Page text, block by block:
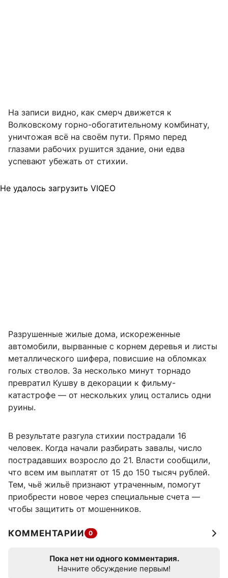
На записи видно, как смерч движется к
Волковскому горно-обогатительному комбинату,
уничтожая всё на своём пути. Прямо перед
глазами рабочих рушится здание, они едва
успевают убежать от стихии.
Не удалось загрузить VIQEO
Разрушенные жилые дома, искореженные
автомобили, вырванные с корнем деревья и листы
металлического шифера, повисшие на обломках
голых стволов. За несколько минут торнадо
превратил Кушву в декорации к фильму-
катастрофе — от нескольких улиц остались одни
руины.
В результате разгула стихии пострадали 16
человек. Когда начали разбирать завалы, число
пострадавших возросло до 21. Власти сообщили,
что всем им выплатят от 15 до 150 тысяч рублей.
Тем, чьё жильё признают утраченным, помогут
приобрести новое через специальные счета —
чтобы защитить от мошенников.
КОММЕНТАРИИ 0
Пока нет ни одного комментария.
Начните обсуждение первым!